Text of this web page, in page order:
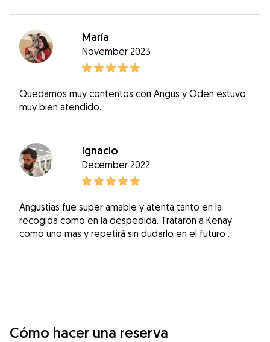
María
November 2023
Quedamos muy contentos con Angus y Oden estuvo
muy bien atendido.
Ignacio
December 2022
Angustias fue super amable y atenta tanto en la
recogida como en la despedida. Trataron a Kenay
como uno mas y repetirá sin dudarlo en el futuro .
Cómo hacer una reserva